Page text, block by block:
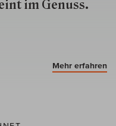
im Genuss.
Mehr erfahren